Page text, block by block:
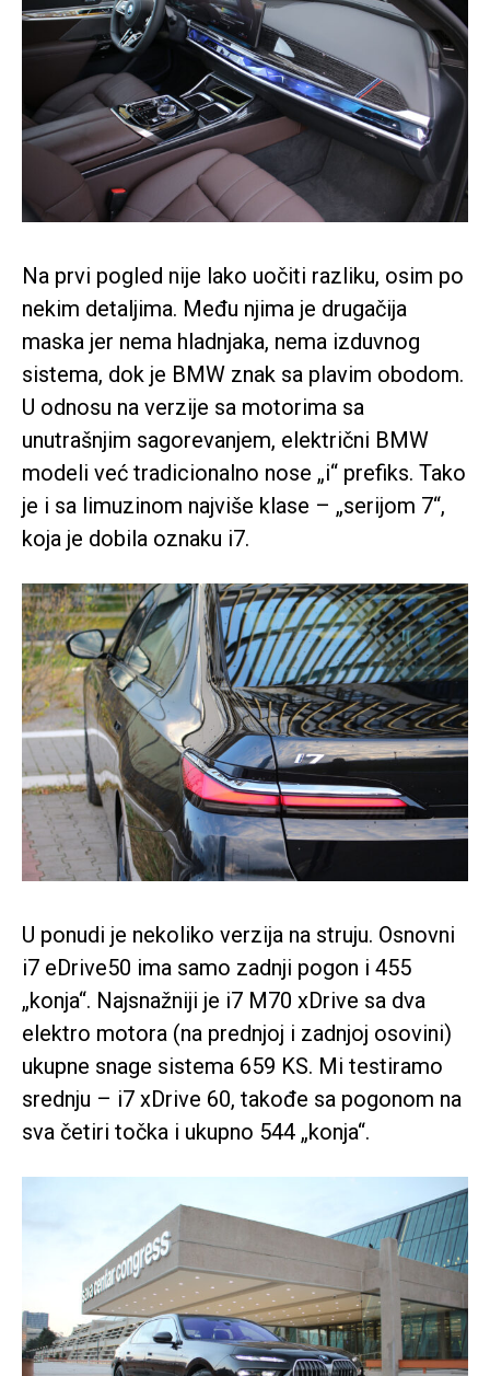
Na prvi pogled nije lako uočiti razliku, osim po
nekim detaljima. Među njima je drugačija
maska jer nema hladnjaka, nema izduvnog
sistema, dok je BMW znak sa plavim obodom.
U odnosu na verzije sa motorima sa
unutrašnjim sagorevanjem, električni BMW
modeli već tradicionalno nose „i“ prefiks. Tako
je i sa limuzinom najviše klase – „serijom 7“,
koja je dobila oznaku i7.
U ponudi je nekoliko verzija na struju. Osnovni
i7 eDrive50 ima samo zadnji pogon i 455
„konja“. Najsnažniji je i7 M70 xDrive sa dva
elektro motora (na prednjoj i zadnjoj osovini)
ukupne snage sistema 659 KS. Mi testiramo
srednju – i7 xDrive 60, takođe sa pogonom na
sva četiri točka i ukupno 544 „konja“.